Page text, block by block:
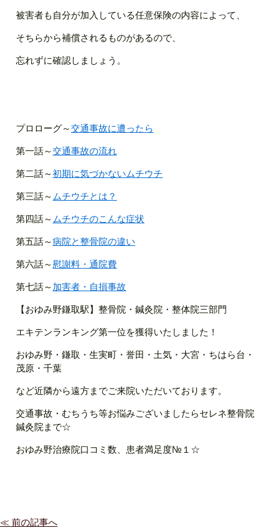
被害者も自分が加入している任意保険の内容によって、
そちらから補償されるものがあるので、
忘れずに確認しましょう。
プロローグ～交通事故に遭ったら
第一話～交通事故の流れ
第二話～初期に気づかないムチウチ
第三話～ ムチウチとは？
第四話～ ムチウチのこんな症状
第五話～病院と整骨院の違い
第六話～慰謝料・通院費
第七話～ 加害者・自損事故
【おゆみ野鎌取駅】整骨院・鍼灸院・整体院三部門
エキテンランキング第一位を獲得いたしました！
おゆみ野・鎌取・生実町・誉田・土気・大宮・ちはら台・
茂原・千葉
など近隣から遠方までご来院いただいております。
交通事故・むちうち等お悩みございましたらセレネ整骨院
鍼灸院まで☆
おゆみ野治療院口コミ数、患者満足度№１☆
≪ 前の記事へ